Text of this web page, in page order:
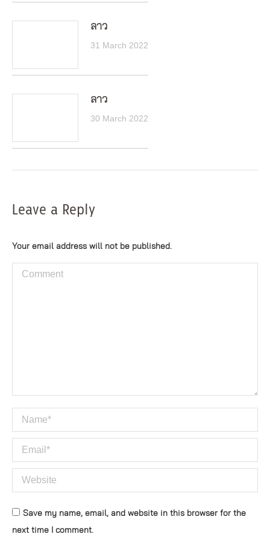
ลาว
31 March 2022
ลาว
30 March 2022
Leave a Reply
Your email address will not be published.
Comment
Name *
Email *
Website
Save my name, email, and website in this browser for the
next time I comment.